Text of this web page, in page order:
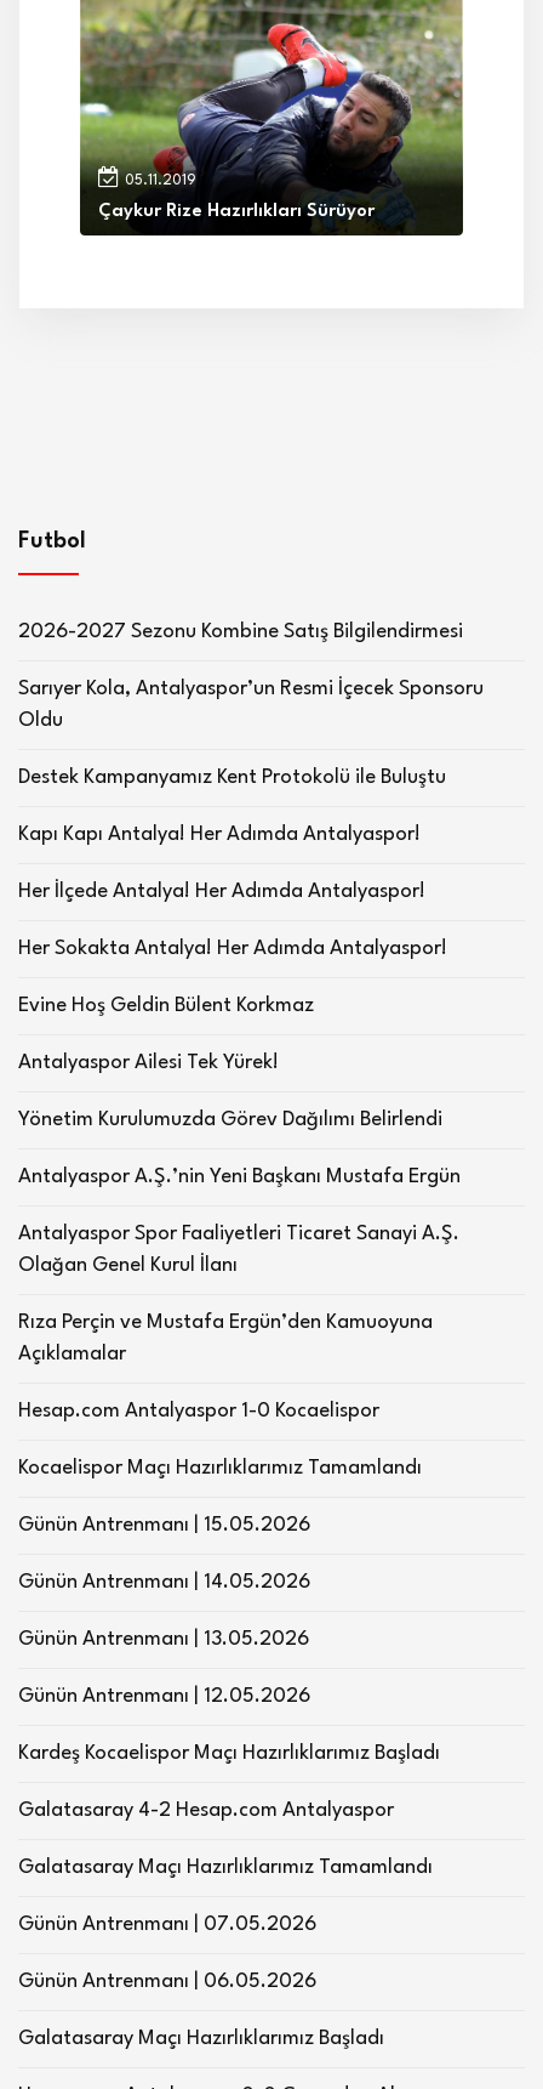
05.11.2019
Çaykur Rize Hazırlıkları Sürüyor
Futbol
2026-2027 Sezonu Kombine Satış Bilgilendirmesi
Sarıyer Kola, Antalyaspor’un Resmi İçecek Sponsoru
Oldu
Destek Kampanyamız Kent Protokolü ile Buluştu
Kapı Kapı Antalya! Her Adımda Antalyaspor!
Her İlçede Antalya! Her Adımda Antalyaspor!
Her Sokakta Antalya! Her Adımda Antalyaspor!
Evine Hoş Geldin Bülent Korkmaz
Antalyaspor Ailesi Tek Yürek!
Yönetim Kurulumuzda Görev Dağılımı Belirlendi
Antalyaspor A.Ş.’nin Yeni Başkanı Mustafa Ergün
Antalyaspor Spor Faaliyetleri Ticaret Sanayi A.Ş.
Olağan Genel Kurul İlanı
Rıza Perçin ve Mustafa Ergün’den Kamuoyuna
Açıklamalar
Hesap.com Antalyaspor 1-0 Kocaelispor
Kocaelispor Maçı Hazırlıklarımız Tamamlandı
Günün Antrenmanı | 15.05.2026
Günün Antrenmanı | 14.05.2026
Günün Antrenmanı | 13.05.2026
Günün Antrenmanı | 12.05.2026
Kardeş Kocaelispor Maçı Hazırlıklarımız Başladı
Galatasaray 4-2 Hesap.com Antalyaspor
Galatasaray Maçı Hazırlıklarımız Tamamlandı
Günün Antrenmanı | 07.05.2026
Günün Antrenmanı | 06.05.2026
Galatasaray Maçı Hazırlıklarımız Başladı